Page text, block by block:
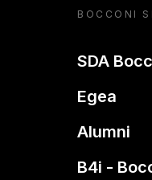
BOCCONI
SDA
Egea
Alumni
B4i -